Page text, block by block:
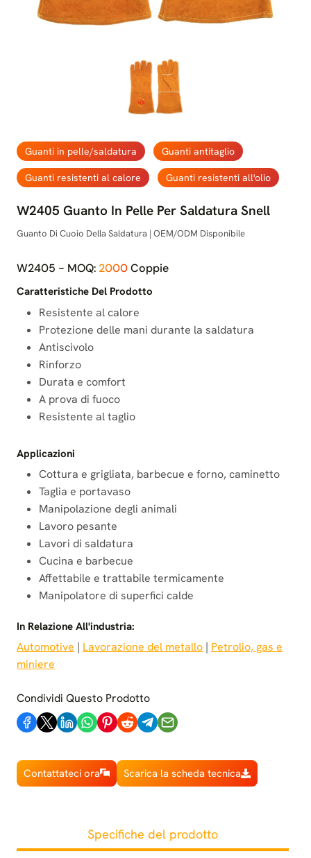
Guanti in pelle/saldatura Guanti antitaglio
Guanti resistenti al calore Guanti resistenti all'olio
W2405 Guanto In Pelle Per Saldatura Snell
Guanto Di Cuoio Della Saldatura | OEM/ODM Disponibile
W2405 - MOQ: 2000Coppie
Caratteristiche Del Prodotto
Resistente al calore
Protezione delle mani durante la saldatura
Antiscivolo
Rinforzo
Durata e comfort
A prova di fuoco
Resistente al taglio
Applicazioni
Cottura e grigliata, barbecue e forno, caminetto
Taglia e portavaso
Manipolazione degli animali
Lavoro pesante
Lavori di saldatura
Cucina e barbecue
Affettabile e trattabile termicamente
Manipolatore di superfici calde
In Relazione All'industria:
Automotive | Lavorazione del metallo | Petrolio, gas e
miniere
Condividi Questo Prodotto
Contattateci ora Scarica la scheda tecnica
Specifiche del prodotto